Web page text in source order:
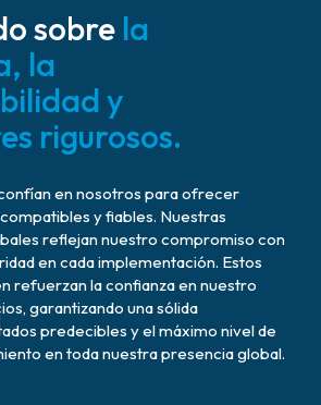
sobre la
la
y
rigurosos.
en nosotros para ofrecer
y fiables. Nuestras
reflejan nuestro compromiso con
en cada implementación. Estos
refuerzan la confianza en nuestro
garantizando una sólida
predecibles y el máximo nivel de
en toda nuestra presencia global.